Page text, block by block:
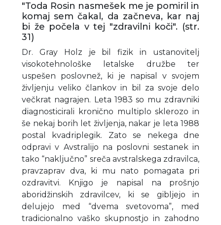
"Toda Rosin nasmešek me je pomiril in
komaj sem čakal, da začneva, kar naj
bi že počela v tej "zdravilni koči". (str.
31)
Dr. Gray Holz je bil fizik in ustanovitelj
visokotehnološke letalske družbe ter
uspešen poslovnež, ki je napisal v svojem
življenju veliko člankov in bil za svoje delo
večkrat nagrajen. Leta 1983 so mu zdravniki
diagnosticirali kronično multiplo sklerozo in
še nekaj borih let življenja, nakar je leta 1988
postal kvadriplegik. Zato se nekega dne
odpravi v Avstralijo na poslovni sestanek in
tako “naključno” sreča avstralskega zdravilca,
pravzaprav dva, ki mu nato pomagata pri
ozdravitvi. Knjigo je napisal na prošnjo
aboridžinskih zdravilcev, ki se gibljejo in
delujejo med “dvema svetovoma”, med
tradicionalno vaško skupnostjo in zahodno